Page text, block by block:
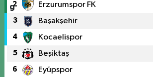
2 Erzurumspor FK
3 Başakşehir
4 Kocaelispor
5 Beşiktaş
6 Eyüpspor